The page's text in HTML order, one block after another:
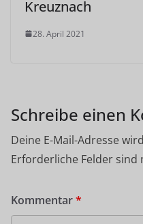
Kreuznach
28. April 2021
Schreibe einen
Deine E-Mail-Adresse
Erforderliche Felder sind
Kommentar*